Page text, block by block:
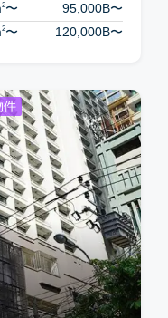
2〜 95,000B〜
2〜 120,000B〜
件